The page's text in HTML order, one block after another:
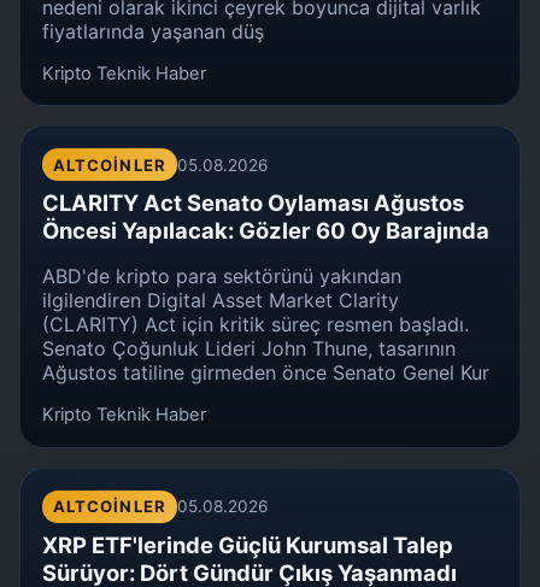
nedeni olarak ikinci çeyrek boyunca dijital varlık
fiyatlarında yaşanan düş
Kripto Teknik Haber
ALTCOINLER 05.08.2026
CLARITY Act Senato Oylaması Ağustos
Öncesi Yapılacak: Gözler 60 Oy Barajında
ABD'de kripto para sektörünü yakından
ilgilendiren Digital Asset Market Clarity
(CLARITY) Act için kritik süreç resmen başladı.
Senato Çoğunluk Lideri John Thune, tasarının
Ağustos tatiline girmeden önce Senato Genel Kur
Kripto Teknik Haber
ALTCOINLER 05.08.2026
XRP ETF'lerinde Güçlü Kurumsal Talep
Sürüyor: Dört Gündür Çıkış Yaşanmadı